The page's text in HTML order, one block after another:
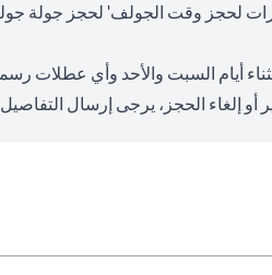
لحجز وقت الجولف' لحجز جولة
أيام السبت والأحد وأي